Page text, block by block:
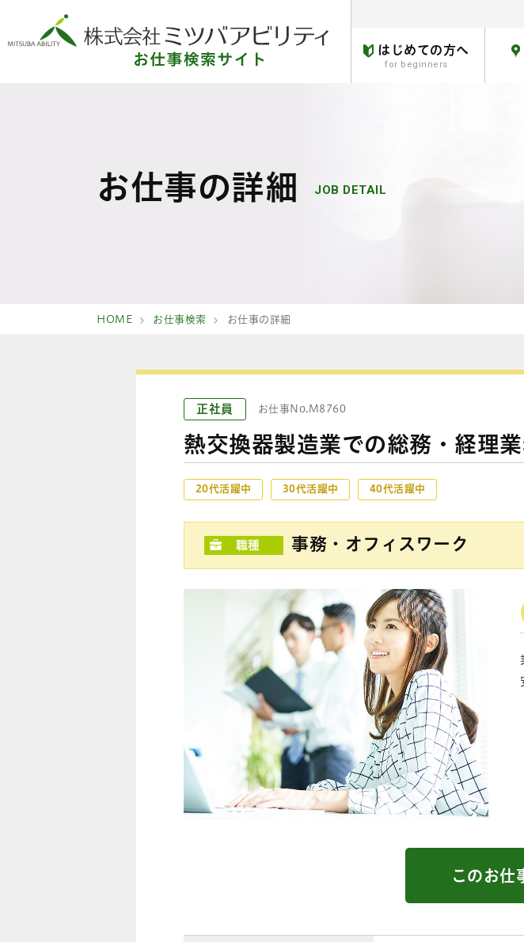
はじめての方へ
for beginners
お仕事の詳細 JOB DETAIL
HOME お仕事検索 お仕事の詳細
正社員 お仕事No.M8760
熱交換器製造業での総務・経理
20代活躍中 30代活躍中 40代活躍中
職種 事務・オフィスワーク
このお仕